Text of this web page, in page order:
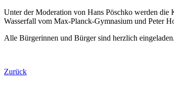
Unter der Moderation von Hans Pöschko werden
Wasserfall vom Max-Planck-Gymnasium und Peter
Alle Bürgerinnen und Bürger sind herzlich eingeladen.
Zurück